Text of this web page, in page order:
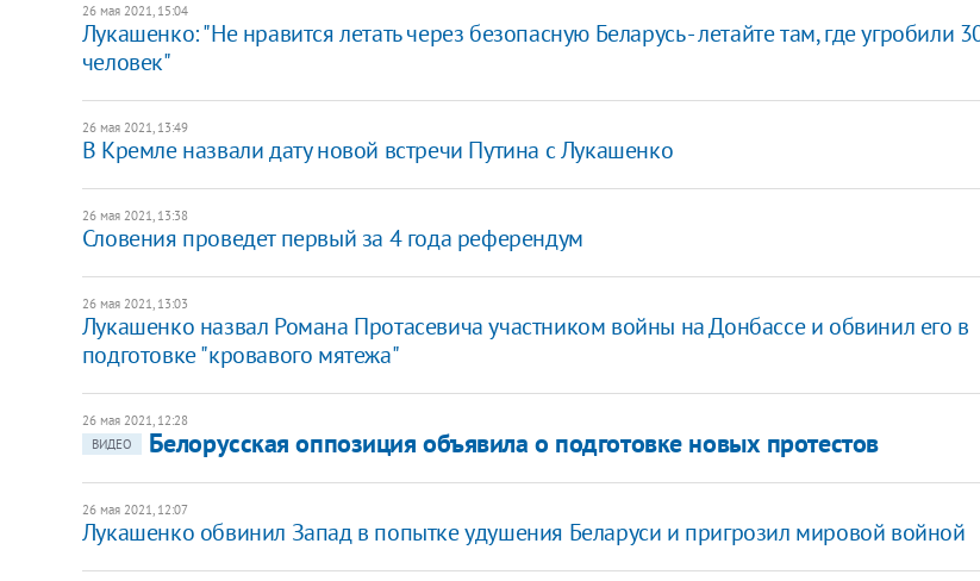
26 мая 2021, 15:04
Лукашенко: "Не нравится летать через безопасную Беларусь - летайте там, где угробили
человек"
26 мая 2021, 13:49
В Кремле назвали дату новой встречи Путина с Лукашенко
26 мая 2021, 13:38
Словения проведет первый за 4 года референдум
26 мая 2021, 13:03
Лукашенко назвал Романа Протасевича участником войны на Донбассе и обвинил его в
подготовке "кровавого мятежа"
26 мая 2021, 12:28
ВИДЕО
Белорусская оппозиция объявила о подготовке новых протестов
26 мая 2021, 12:07
Лукашенко обвинил Запад в попытке удушения Беларуси и пригрозил мировой войной